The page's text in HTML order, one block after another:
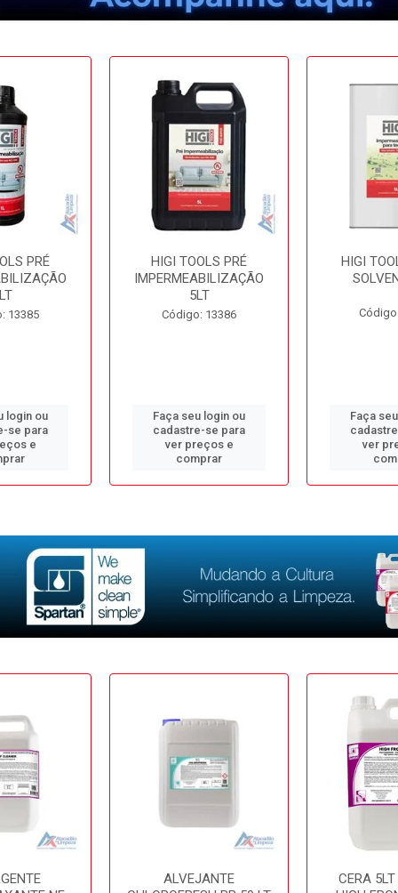
PRÉ
13385
login ou
se para
e
HIGI TOOLS PRÉ
IMPERMEABILIZAÇÃO
5LT
Código: 13386
Faça seu login ou
cadastre-se para
ver preços e
comprar
HIGI
Faça
ver
ALVEJANTE
CERA